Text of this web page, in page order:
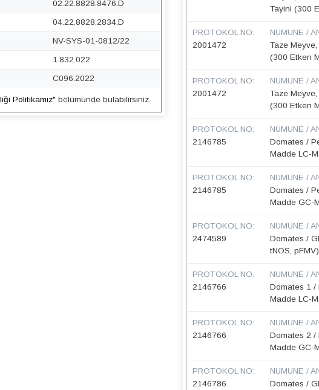
Tayini (300
PROTOKOL NO:
2001472
NUMUNE /
Taze
(300 Etken
PROTOKOL NO:
2001472
NUMUNE /
Taze
(300 Etken
PROTOKOL NO:
2146785
NUMUNE /
Domates /
Madde LC-
PROTOKOL NO:
2146785
NUMUNE /
Domates /
Madde GC-
PROTOKOL NO:
2474589
NUMUNE /
Domates /
tNOS, pFMV)
PROTOKOL NO:
2146766
NUMUNE /
Domates 1 /
Madde LC-
PROTOKOL NO:
2146766
NUMUNE /
Domates 2 /
Madde GC-
PROTOKOL NO:
2146786
NUMUNE /
Domates /
02.22.8828.8476.D
04.22.8828.2834.D
NV-SYS-01-0812/22
1.832.022
C096.2022
Politikamız" bölümünde bulabilirsiniz.